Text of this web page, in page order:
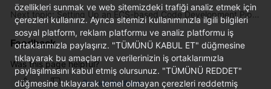
Feedback
Was this page helpful?
Provide feedback
özellikleri sunmak ve web sitemizdeki trafiği analiz etmek için
çerezleri kullanırız. Ayrıca sitemizi kullanımınızla ilgili bilgileri
sosyal platform, reklam platformu ve analiz platformu iş
ortaklarımızla paylaşırız. "TÜMÜNÜ KABUL ET" düğmesine
tıklayarak bu amaçları ve verilerinizin iş ortaklarımızla
paylaşılmasını kabul etmiş olursunuz. "TÜMÜNÜ REDDET"
düğmesine tıklayarak temel olmayan çerezleri reddetmiş